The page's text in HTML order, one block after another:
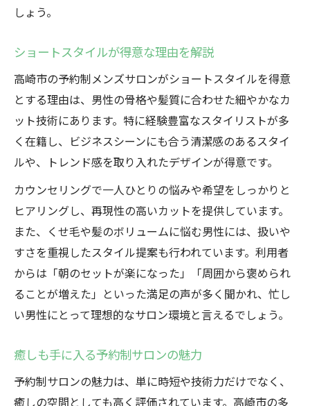
しょう。
ショートスタイルが得意な理由を解説
高崎市の予約制メンズサロンがショートスタイルを得意
とする理由は、男性の骨格や髪質に合わせた細やかなカ
ット技術にあります。特に経験豊富なスタイリストが多
く在籍し、ビジネスシーンにも合う清潔感のあるスタイ
ルや、トレンド感を取り入れたデザインが得意です。
カウンセリングで一人ひとりの悩みや希望をしっかりと
ヒアリングし、再現性の高いカットを提供しています。
また、くせ毛や髪のボリュームに悩む男性には、扱いや
すさを重視したスタイル提案も行われています。利用者
からは「朝のセットが楽になった」「周囲から褒められ
ることが増えた」といった満足の声が多く聞かれ、忙し
い男性にとって理想的なサロン環境と言えるでしょう。
癒しも手に入る予約制サロンの魅力
予約制サロンの魅力は、単に時短や技術力だけでなく、
癒しの空間としても高く評価されています。高崎市の多